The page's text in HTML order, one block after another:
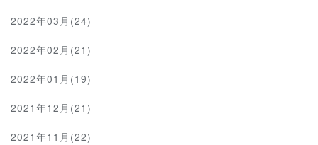
2022年03月(24)
2022年02月(21)
2022年01月(19)
2021年12月(21)
2021年11月(22)